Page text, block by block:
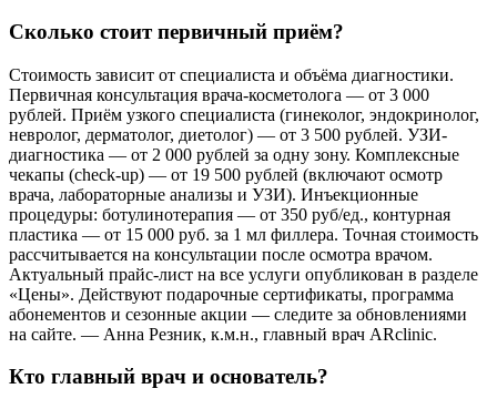
Сколько стоит первичный приём?
Стоимость зависит от специалиста и объёма диагностики.
Первичная консультация врача-косметолога — от 3 000
рублей. Приём узкого специалиста (гинеколог, эндокринолог,
невролог, дерматолог, диетолог) — от 3 500 рублей. УЗИ-
диагностика — от 2 000 рублей за одну зону. Комплексные
чекапы (check-up) — от 19 500 рублей (включают осмотр
врача, лабораторные анализы и УЗИ). Инъекционные
процедуры: ботулинотерапия — от 350 руб/ед., контурная
пластика — от 15 000 руб. за 1 мл филлера. Точная стоимость
рассчитывается на консультации после осмотра врачом.
Актуальный прайс-лист на все услуги опубликован в разделе
«Цены». Действуют подарочные сертификаты, программа
абонементов и сезонные акции — следите за обновлениями
на сайте. — Анна Резник, к.м.н., главный врач ARclinic.
Кто главный врач и основатель?